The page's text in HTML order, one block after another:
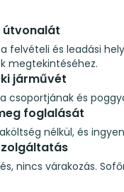
útvonalát
felvételi és leadási
megtekintéséhez.
járművét
a csoportjának és
foglalását
nélkül, és
nincs várakozás.